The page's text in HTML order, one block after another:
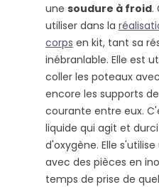
une soudure à froid.
utiliser dans la
corps en kit, tant sa
inébranlable. Elle est
coller les poteaux
encore les supports
courante entre eux.
liquide qui agit et
d'oxygène. Elle
avec des pièces en
temps de prise de